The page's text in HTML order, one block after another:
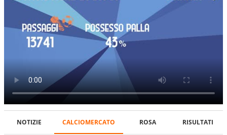
NOTIZIE CALCIOMERCATO ROSA RISULTATI